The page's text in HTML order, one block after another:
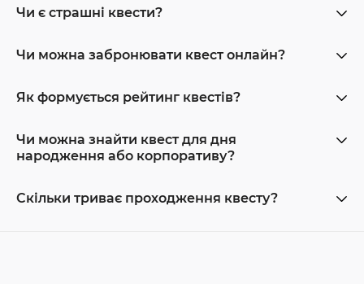
Чи є страшні квести?
Чи можна забронювати квест онлайн?
Як формується рейтинг квестів?
Чи можна знайти квест для дня
народження або корпоративу?
Скільки триває проходження квесту?